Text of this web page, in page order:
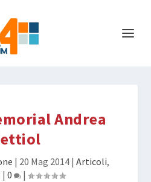
Andrea
| 20 Mag 2014| Articoli,
| 0 |